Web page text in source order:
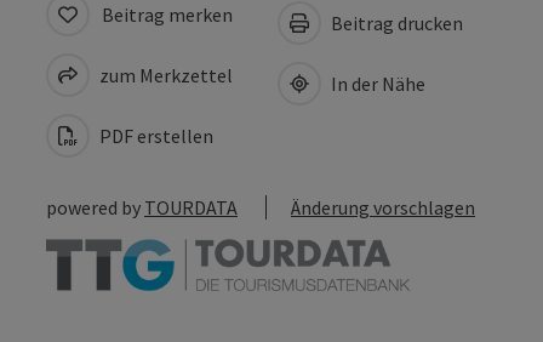
Beitrag merken
zum Merkzettel
PDF erstellen
Beitrag drucken
In der Nähe
powered by TOURDATA Änderung vorschlagen